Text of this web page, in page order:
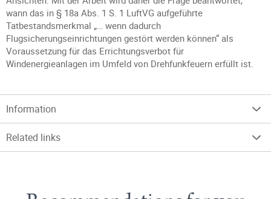
wann das in § 18a Abs. 1 S. 1 LuftVG aufgeführte
Tatbestandsmerkmal „… wenn dadurch
Flugsicherungseinrichtungen gestört werden können“ als
Voraussetzung für das Errichtungsverbot für
Windenergieanlagen im Umfeld von Drehfunkfeuern erfüllt ist.
Information
Related links